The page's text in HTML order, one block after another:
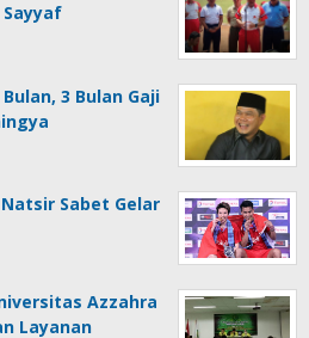
3 Bulan Gaji
Sabet Gelar
Azzahra
Layanan